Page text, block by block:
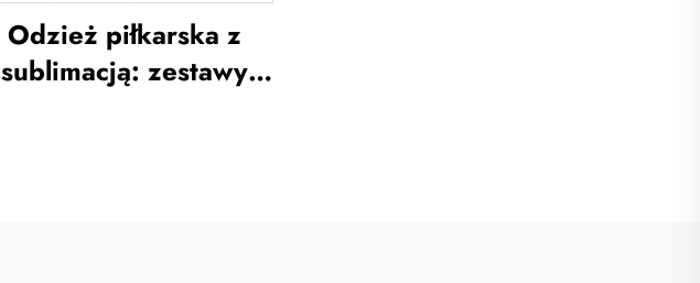
Odzież piłkarska z
sublimacją: zestawy